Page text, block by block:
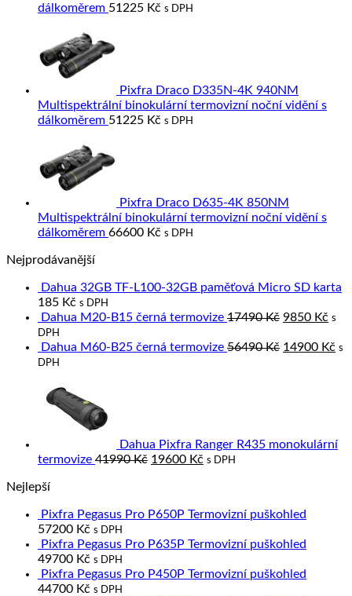
dálkoměrem 51225 Kč s DPH
Pixfra Draco D335N-4K 940NM
Multispektrální binokulární termovizní noční vidění s
dálkoměrem 51225 Kč s DPH
Pixfra Draco D635-4K 850NM
Multispektrální binokulární termovizní noční vidění s
dálkoměrem 66600 Kč s DPH
Nejprodávanější
Dahua 32GB TF-L100-32GB paměťová Micro SD karta
185 Kč s DPH
Dahua M20-B15 černá termovize 17490Kč Original
was:
9850 Kč
is:
s
DPH
Dahua M60-B25 černá termovize 56490Kč Original
14900 Kč s
DPH
Dahua Pixfra Ranger R435 monokulární
termovize 41990Kč Original
19600 Kč Current
s DPH
Nejlepší
Pixfra Pegasus Pro P650P Termovizní puškohled
57200 Kč s DPH
Pixfra Pegasus Pro P635P Termovizní puškohled
49700 Kč s DPH
Pixfra Pegasus Pro P450P Termovizní puškohled
44700 Kč s DPH